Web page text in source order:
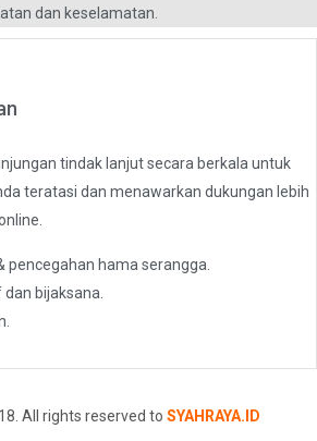
dan keselamatan.
tindak lanjut secara berkala untuk
teratasi dan menawarkan dukungan lebih
pencegahan hama serangga.
bijaksana.
All rights reserved to SYAHRAYA.ID